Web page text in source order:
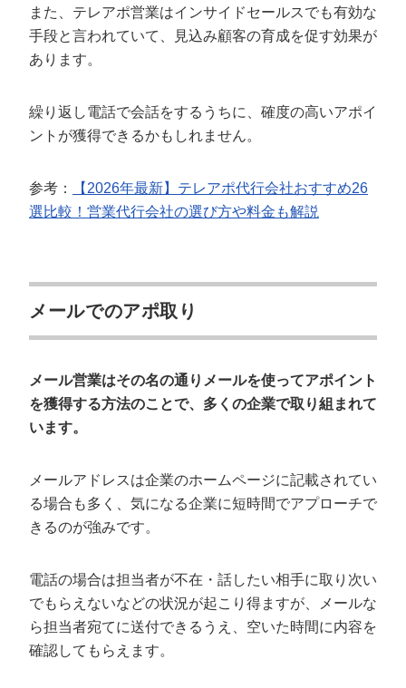
また、テレアポ営業はインサイドセールスでも有効な
手段と言われていて、見込み顧客の育成を促す効果が
あります。
繰り返し電話で会話をするうちに、確度の高いアポイ
ントが獲得できるかもしれません。
参考：
【2026年最新】テレアポ代行会社おすすめ26
選比較！営業代行会社の選び方や料金も解説
メールでのアポ取り
メール営業はその名の通りメールを使ってアポイント
を獲得する方法のことで、多くの企業で取り組まれて
います。
メールアドレスは企業のホームページに記載されてい
る場合も多く、気になる企業に短時間でアプローチで
きるのが強みです。
電話の場合は担当者が不在・話したい相手に取り次い
でもらえないなどの状況が起こり得ますが、メールな
ら担当者宛てに送付できるうえ、空いた時間に内容を
確認してもらえます。